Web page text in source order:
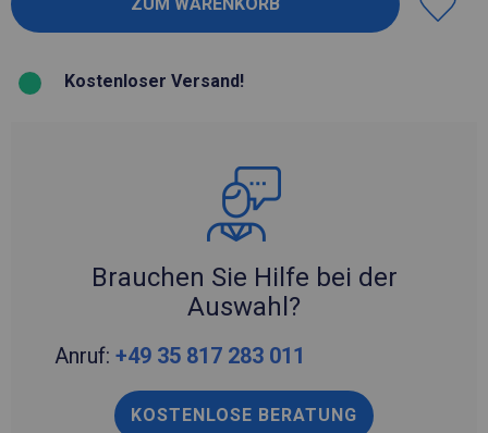
Kostenloser Versand!
Brauchen Sie Hilfe bei der
Auswahl?
Anruf: +49 35 817 283 011
KOSTENLOSE BERATUNG